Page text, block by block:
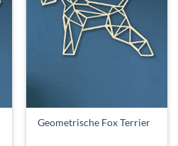
Geometrische Fox Terrier